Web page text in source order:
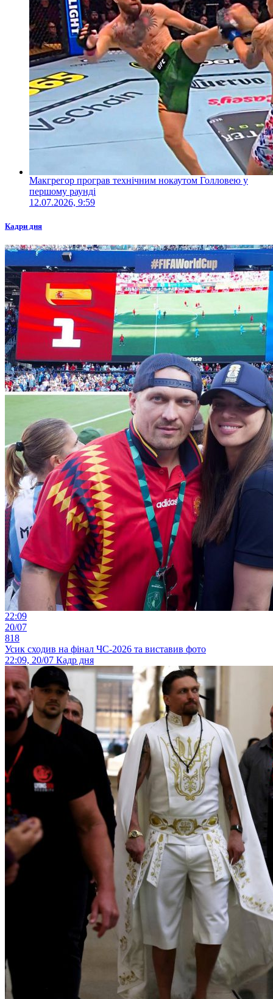
Макгрегор програв технічним нокаутом Голловею у
першому раунді
12.07.2026, 9:59
Кадри дня
22:09
20/07
818
Усик сходив на фінал ЧС-2026 та виставив фото
22:09, 20/07 Кадр дня